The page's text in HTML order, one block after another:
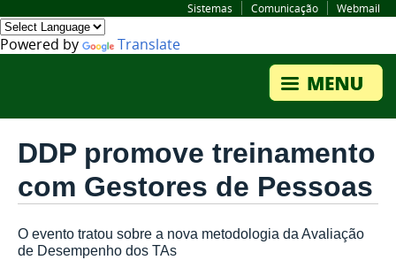
Sistemas
Comunicação Webmail
Powered by Translate
DDP promove treinamento
com Gestores de Pessoas
O evento tratou sobre a nova metodologia da Avaliação
de Desempenho dos TAs